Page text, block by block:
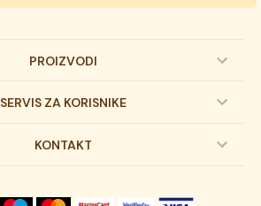
PROIZVODI
Dečije torte
Svadbene torte
SERVIS ZA KORISNIKE
Prijava na newsletter
KONTAKT